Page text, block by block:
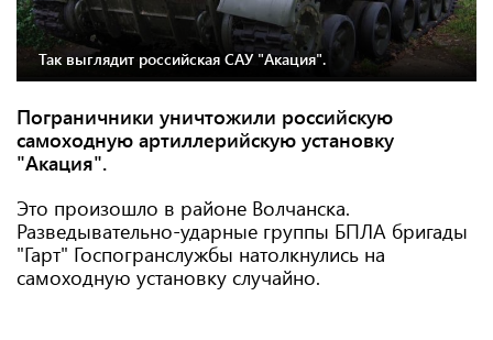
Так выглядит российская САУ "Акация".
Пограничники уничтожили российскую
самоходную артиллерийскую установку
"Акация".
Это произошло в районе Волчанска.
Разведывательно-ударные группы БПЛА бригады
"Гарт" Госпогранслужбы натолкнулись на
самоходную установку случайно.